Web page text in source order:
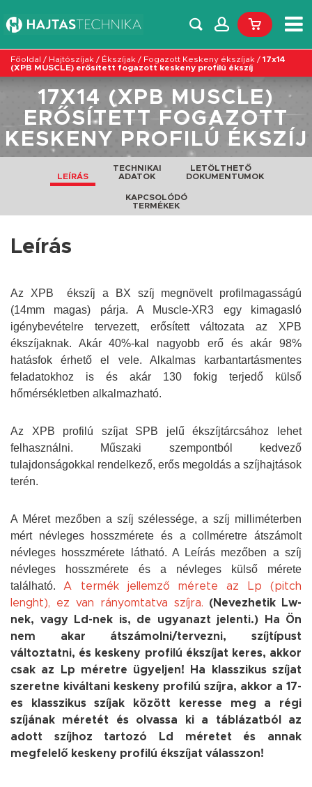
Főoldal / Hajtószíjak / Ékszíjak / Fogazott Keskeny ékszíjak / 17x14
(XPB MUSCLE) erősített fogazott keskeny profilú ékszíj
17X14 (XPB MUSCLE)
ERŐSÍTETT FOGAZOTT
KESKENY PROFILÚ ÉKSZÍJ
LEÍRÁS
TECHNIKAI
ADATOK
LETÖLTHETŐ
DOKUMENTUMOK
KAPCSOLÓDÓ
TERMÉKEK
Leírás
Az XPB ékszíj a BX szíj megnövelt profilmagasságú
(14mm magas) párja. A Muscle-XR3 egy kimagasló
igénybevételre tervezett, erősített változata az XPB
ékszíjaknak. Akár 40%-kal nagyobb erő és akár 98%
hatásfok érhető el vele. Alkalmas karbantartásmentes
feladatokhoz is és akár 130 fokig terjedő külső
hőmérsékletben alkalmazható.
Az XPB profilú szíjat SPB jelű ékszíjtárcsához lehet
felhasználni. Műszaki szempontból kedvező
tulajdonságokkal rendelkező, erős megoldás a szíjhajtások
terén.
A Méret mezőben a szíj szélessége, a szíj milliméterben
mért névleges hosszmérete és a collméretre átszámolt
névleges hosszmérete látható. A Leírás mezőben a szíj
névleges hosszmérete és a névleges külső mérete
található. A termék jellemző mérete az Lp (pitch
lenght), ez van rányomtatva szíjra. (Nevezhetik Lw-
nek, vagy Ld-nek is, de ugyanazt jelenti.) Ha Ön
nem akar átszámolni/tervezni, szíjtípust
változtatni, és keskeny profilú ékszíjat keres, akkor
csak az Lp méretre ügyeljen! Ha klasszikus szíjat
szeretne kiváltani keskeny profilú szíjra, akkor a 17-
es klasszikus szíjak között keresse meg a régi
szíjának méretét és olvassa ki a táblázatból az
adott szíjhoz tartozó Ld méretet és annak
megfelelő keskeny profilú ékszíjat válasszon!